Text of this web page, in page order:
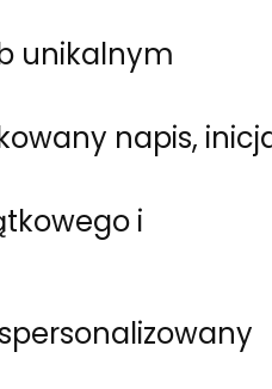
unikalnym
napis,
i